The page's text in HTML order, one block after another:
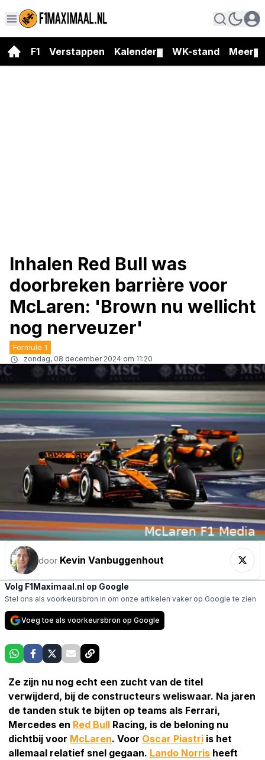
F1 Verstappen Kalender WK-stand Meer
Inhalen Red Bull was
doorbreken barrière voor
McLaren: 'Brown nu wellicht
nog nerveuzer'
Formule 1
zondag, 08 december 2024 om 11:20
door Kevin Vanbuggenhout
Volg F1Maximaal.nl op Google
Stel ons als voorkeursbron in om onze artikelen vaker op Google te zien
Voeg toe als voorkeursbron op Google
Ze zijn nu nog echt een zucht van de titel
verwijderd, bij de constructeurs weliswaar. Na jaren
de tanden stuk te bijten op teams als Ferrari,
Mercedes en Red Bull Racing, is de beloning nu
dichtbij voor McLaren. Voor Oscar Piastri is het
allemaal relatief snel gegaan. Lando Norris heeft